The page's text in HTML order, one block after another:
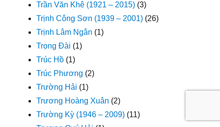
Trần Văn Khê (1921 – 2015) (3)
Trịnh Công Sơn (1939 – 2001) (26)
Trịnh Lâm Ngân (1)
Trọng Đài (1)
Trúc Hồ (1)
Trúc Phương (2)
Trường Hải (1)
Trương Hoàng Xuân (2)
Trường Kỳ (1946 – 2009) (11)